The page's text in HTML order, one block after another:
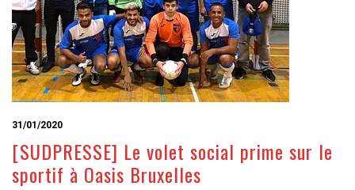
31/01/2020
[SUDPRESSE] Le volet social prime sur le
sportif à Oasis Bruxelles